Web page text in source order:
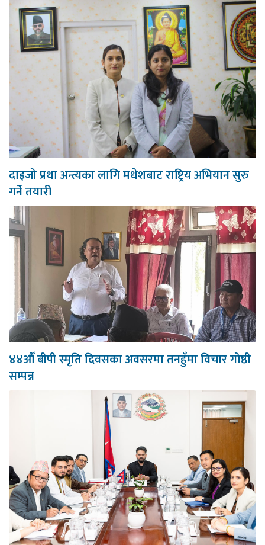
दाइजो प्रथा अन्त्यका लागि मधेशबाट राष्ट्रिय अभियान सुरु
गर्ने तयारी
४४औँ बीपी स्मृति दिवसका अवसरमा तनहुँमा विचार गोष्ठी
सम्पन्न